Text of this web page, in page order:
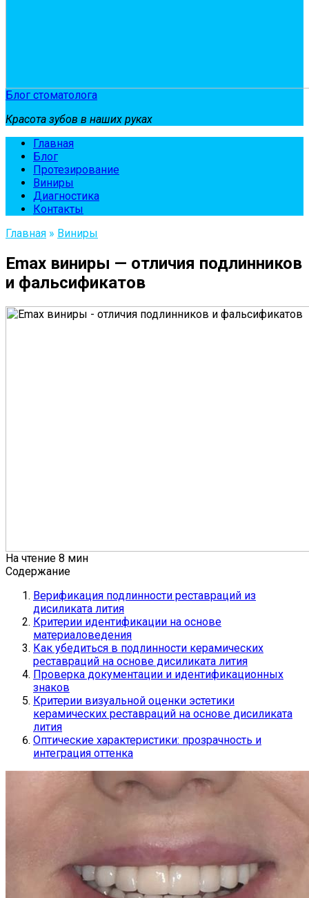
Блог стоматолога
Красота зубов в наших руках
Главная
Блог
Протезирование
Виниры
Диагностика
Контакты
Главная » Виниры
Emax виниры — отличия подлинников
и фальсификатов
На чтение 8 мин
Содержание
Верификация подлинности реставраций из
дисиликата лития
Критерии идентификации на основе
материаловедения
Как убедиться в подлинности керамических
реставраций на основе дисиликата лития
Проверка документации и идентификационных
знаков
Критерии визуальной оценки эстетики
керамических реставраций на основе дисиликата
лития
Оптические характеристики: прозрачность и
интеграция оттенка